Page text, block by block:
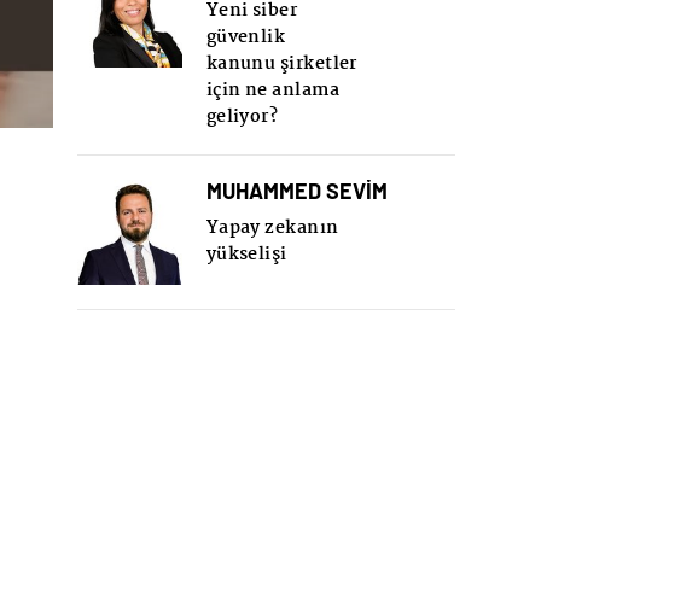
Yeni siber
güvenlik
kanunu şirketler
için ne anlama
geliyor?
MUHAMMED SEVİM
Yapay zekanın
yükselişi